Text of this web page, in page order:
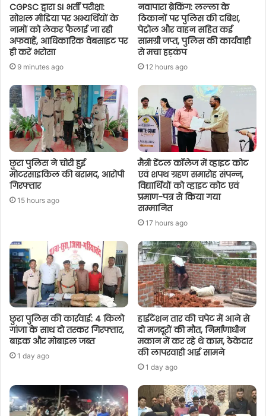
CGPSC द्वारा SI भर्ती परीक्षा:
सोशल मीडिया पर अभ्यर्थियों के
नामों को लेकर फैलाई जा रही
अफवाहें, आधिकारिक वेबसाइट पर
ही करें भरोसा
9 minutes ago
नवापारा ब्रेकिंग: लल्ला के
ठिकानों पर पुलिस की दबिश,
पेट्रोल और वाहन सहित कई
सामग्री जप्त, पुलिस की कार्यवाही
से मचा हड़कंप
12 hours ago
छुरा पुलिस ने चोरी हुई
मोटरसाइकिल की बरामद, आरोपी
गिरफ्तार
15 hours ago
मैत्री डेंटल कॉलेज में व्हाइट कोट
एवं शपथ ग्रहण समारोह संपन्न,
विद्यार्थियों को व्हाइट कोट एवं
प्रमाण-पत्र से किया गया
सम्मानित
17 hours ago
छुरा पुलिस की कार्रवाई: 4 किलो
गांजा के साथ दो तस्कर गिरफ्तार,
बाइक और मोबाइल जब्त
1 day ago
हाईटेंशन तार की चपेट में आने से
दो मजदूरों की मौत, निर्माणाधीन
मकान में कर रहे थे काम, ठेकेदार
की लापरवाही आई सामने
1 day ago